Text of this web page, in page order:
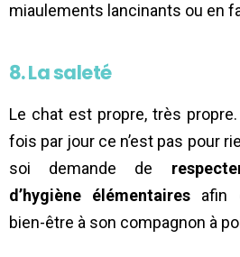
miaulements lancinants ou en
8. La saleté
Le chat est propre, très
fois par jour ce n’est pas pour
soi demande de
d’hygiène élémentaires afin
bien-être à son compagnon à